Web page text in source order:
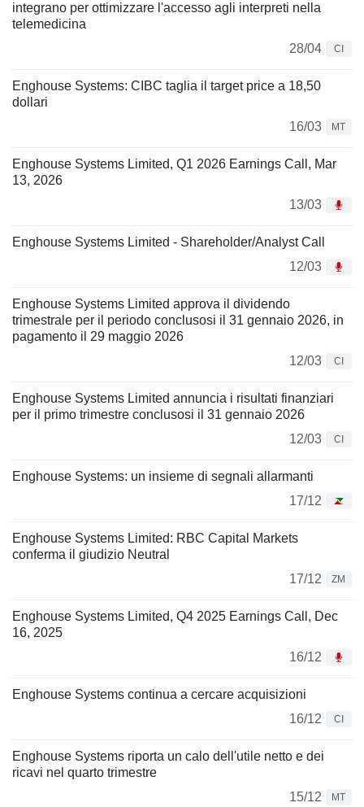
integrano per ottimizzare l'accesso agli interpreti nella
telemedicina
28/04
CI
Enghouse Systems: CIBC taglia il target price a 18,50
dollari
16/03
MT
Enghouse Systems Limited, Q1 2026 Earnings Call, Mar
13, 2026
13/03
Enghouse Systems Limited - Shareholder/Analyst Call
12/03
Enghouse Systems Limited approva il dividendo
trimestrale per il periodo conclusosi il 31 gennaio 2026, in
pagamento il 29 maggio 2026
12/03
CI
Enghouse Systems Limited annuncia i risultati finanziari
per il primo trimestre conclusosi il 31 gennaio 2026
12/03
CI
Enghouse Systems: un insieme di segnali allarmanti
17/12
Enghouse Systems Limited: RBC Capital Markets
conferma il giudizio Neutral
17/12
ZM
Enghouse Systems Limited, Q4 2025 Earnings Call, Dec
16, 2025
16/12
Enghouse Systems continua a cercare acquisizioni
16/12
CI
Enghouse Systems riporta un calo dell'utile netto e dei
ricavi nel quarto trimestre
15/12
MT